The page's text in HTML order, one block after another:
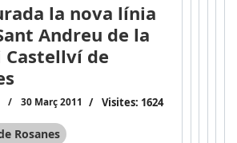
la nova línia
Andreu de la
Castellví de
30 Març 2011 Visites: 1624
Rosanes